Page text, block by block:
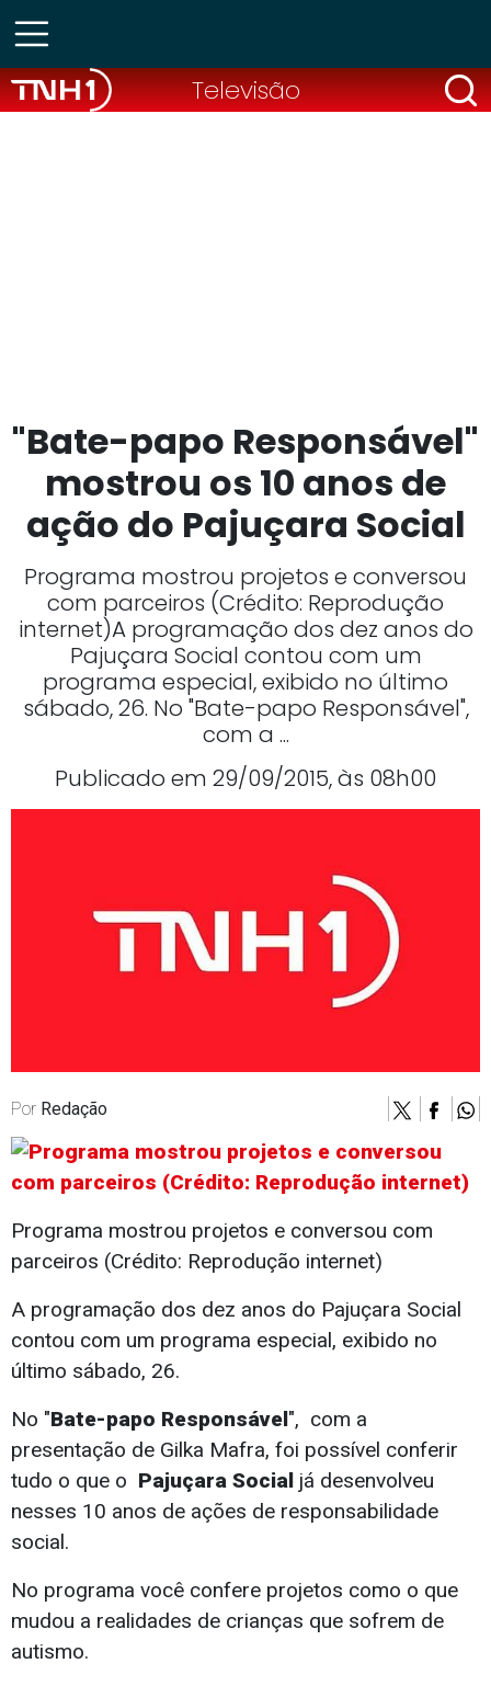
Televisão
"Bate-papo Responsável"
mostrou os 10 anos de
ação do Pajuçara Social
Programa mostrou projetos e conversou
com parceiros (Crédito: Reprodução
internet)A programação dos dez anos do
Pajuçara Social contou com um
programa especial, exibido no último
sábado, 26. No "Bate-papo Responsável",
com a ...
Publicado em 29/09/2015, às 08h00
Por Redação
Programa mostrou projetos e conversou com
parceiros (Crédito: Reprodução internet)
A programação dos dez anos do Pajuçara Social
contou com um programa especial, exibido no
último sábado, 26.
No "Bate-papo Responsável", com a
presentação de Gilka Mafra, foi possível conferir
tudo o que o Pajuçara Social‬ já desenvolveu
nesses 10 anos de ações de responsabilidade
social.
No programa você confere projetos como o que
mudou a realidades de crianças que sofrem de
autismo.